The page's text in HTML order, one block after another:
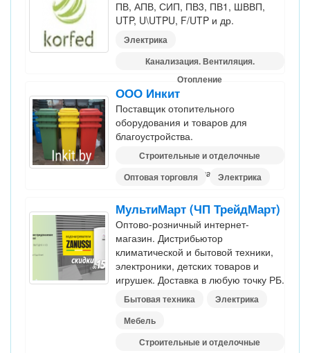
ПВ, АПВ, СИП, ПВ3, ПВ1, ШВВП,
UTP, U\UTPU, F/UTP и др.
Электрика
Канализация. Вентиляция.
Отопление
ООО Инкит
Поставщик отопительного
оборудования и товаров для
благоустройства.
Строительные и отделочные
материалы
Оптовая торговля Электрика
МультиМарт (ЧП ТрейдМарт)
Оптово-розничный интернет-
магазин. Дистрибьютор
климатической и бытовой техники,
электроники, детских товаров и
игрушек. Доставка в любую точку РБ.
Бытовая техника
Электрика
Мебель
Строительные и отделочные